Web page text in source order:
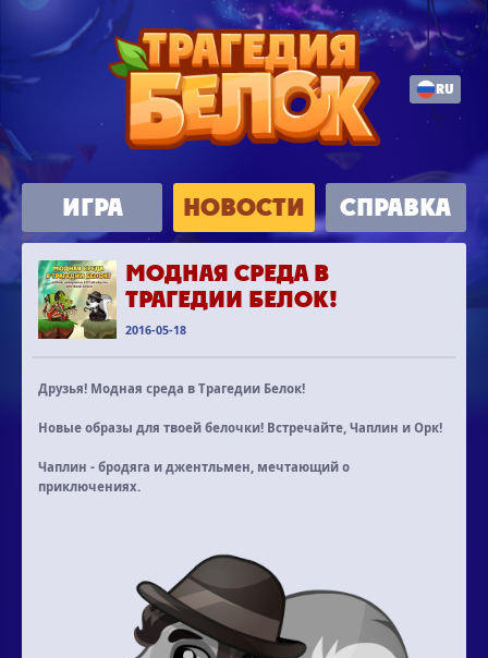
RU
ИГРА НОВОСТИ СПРАВКА
МОДНАЯ СРЕДА В
ТРАГЕДИИ БЕЛОК!
2016-05-18
Друзья! Модная среда в Трагедии Белок!
Новые образы для твоей белочки! Встречайте, Чаплин и Орк!
Чаплин - бродяга и джентльмен, мечтающий о
приключениях.